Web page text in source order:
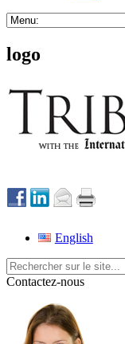
logo
English
Contactez-nous